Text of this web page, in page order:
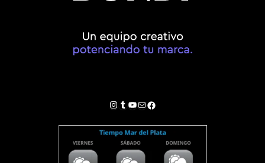
Instagram
Tumblr
YouTube
Correo electrónico
Facebook